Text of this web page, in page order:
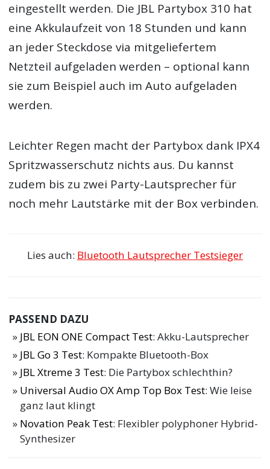
eingestellt werden. Die JBL Partybox 310 hat
eine Akkulaufzeit von 18 Stunden und kann
an jeder Steckdose via mitgeliefertem
Netzteil aufgeladen werden – optional kann
sie zum Beispiel auch im Auto aufgeladen
werden.
Leichter Regen macht der Partybox dank IPX4
Spritzwasserschutz nichts aus. Du kannst
zudem bis zu zwei Party-Lautsprecher für
noch mehr Lautstärke mit der Box verbinden.
Lies auch: Bluetooth Lautsprecher Testsieger
PASSEND DAZU
JBL EON ONE Compact Test: Akku-Lautsprecher
JBL Go 3 Test: Kompakte Bluetooth-Box
JBL Xtreme 3 Test: Die Partybox schlechthin?
Universal Audio OX Amp Top Box Test: Wie leise
ganz laut klingt
Novation Peak Test: Flexibler polyphoner Hybrid-
Synthesizer